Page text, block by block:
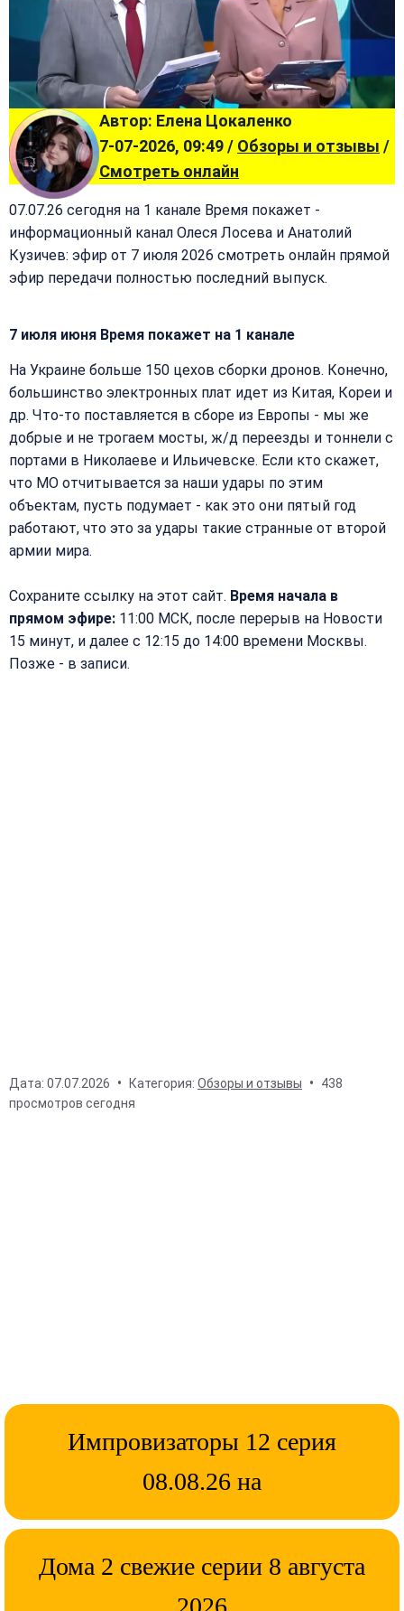
Автор: Елена Цокаленко
7-07-2026, 09:49 / Обзоры и отзывы /
Смотреть онлайн
07.07.26 сегодня на 1 канале Время покажет -
информационный канал Олеся Лосева и Анатолий
Кузичев: эфир от 7 июля 2026 смотреть онлайн прямой
эфир передачи полностью последний выпуск.
7 июля июня Время покажет на 1 канале
На Украине больше 150 цехов сборки дронов. Конечно,
большинство электронных плат идет из Китая, Кореи и
др. Что-то поставляется в сборе из Европы - мы же
добрые и не трогаем мосты, ж/д переезды и тоннели с
портами в Николаеве и Ильичевске. Если кто скажет,
что МО отчитывается за наши удары по этим
объектам, пусть подумает - как это они пятый год
работают, что это за удары такие странные от второй
армии мира.
Сохраните ссылку на этот сайт. Время начала в
прямом эфире: 11:00 МСК, после перерыв на Новости
15 минут, и далее с 12:15 до 14:00 времени Москвы.
Позже - в записи.
Дата: 07.07.2026 Категория: Обзоры и отзывы
438
просмотров сегодня
Импровизаторы 12 серия
08.08.26 на
Дома 2 свежие серии 8 августа